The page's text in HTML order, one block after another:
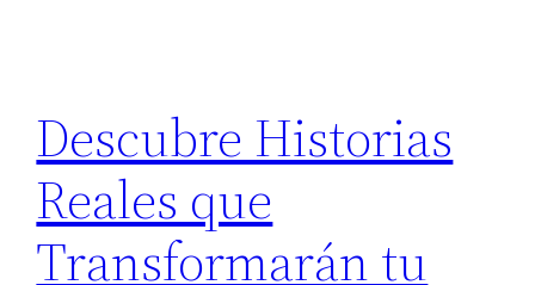
Descubre Historias
Reales que
Transformarán tu